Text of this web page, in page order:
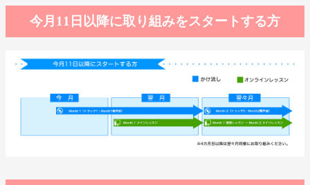
今月11日以降に取り組みをスタートする方